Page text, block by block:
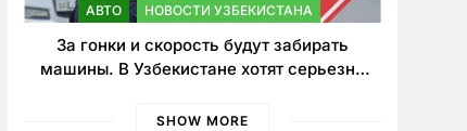
АВТО НОВОСТИ УЗБЕКИСТАНА
За гонки и скорость будут забирать
машины. В Узбекистане хотят серьезно
SHOW MORE